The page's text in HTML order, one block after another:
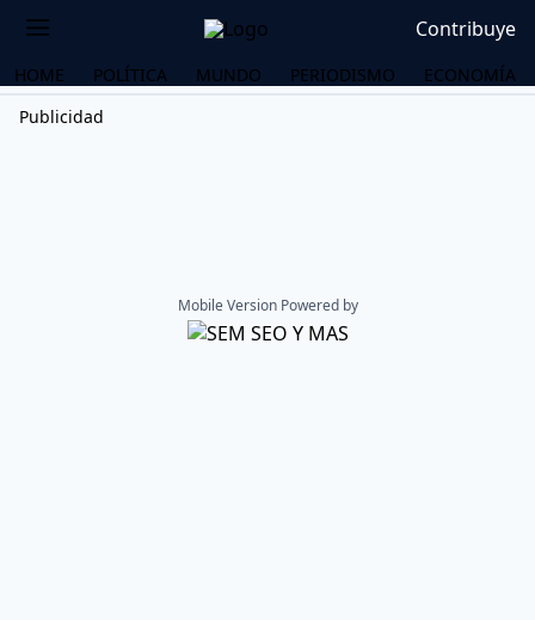
Contribuye
HOME POLÍTICA MUNDO PERIODISMO
ECONOMÍA
Publicidad
Mobile Version Powered by